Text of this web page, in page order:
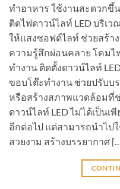
ทำอาหาร ใช้งานสะดวกขึ้
ติดไฟดาวน์ไลท์ LED บริเ
ให้แสงซอฟต์ไลท์ ช่วยสร้า
ความรู้สึกผ่อนคลาย โคมไ
ทำงาน ติดตั้งดาวน์ไลท์
ขอบโต๊ะทำงาน ช่วยปรับบ
หรือสร้างสภาพแวดล้อมที่
ดาวน์ไลท์ LED ไม่ได้เป็นเ
อีกต่อไป แต่สามารถนำไป
สวยงาม สร้างบรรยากาศ